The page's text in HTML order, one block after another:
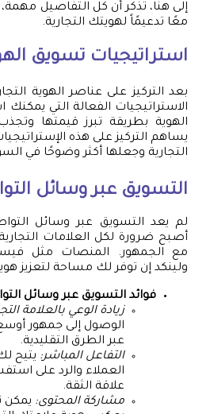
إلى هنا، تذكر أن كل التفاصيل
معًا تدعيمًاً لهويتك التجارية.
استراتيجيات تسويق
بعد التركيز على عناصر الهوية
الاستراتيجيات الفعالة التي
الهوية بطريقة تبرز قيمتها
يساهم التركيز على هذه
التجارية وجعلها أكثر وضوحًا في
التسويق عبر وسائل
لم يعد التسويق عبر وسائل
أصبح ضرورة لكل العلامات
مع الجمهور. المنصات مثل
ولينكد إن توفر لك مساحة لتعزيز
فوائد التسويق عبر وسائل
زيادة الوعي بالعلامة
الوصول إلى جمهور
عبر الطرق التقليدية.
التفاعل المباشر: يتيح
العملاء والرد على
علاقة الثقة.
مشاركة المحتوى: يمكن